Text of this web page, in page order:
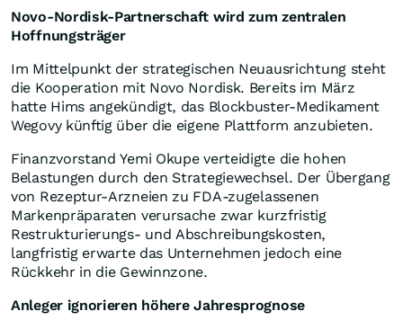
Novo-Nordisk-Partnerschaft wird zum zentralen
Hoffnungsträger
Im Mittelpunkt der strategischen Neuausrichtung steht
die Kooperation mit Novo Nordisk. Bereits im März
hatte Hims angekündigt, das Blockbuster-Medikament
Wegovy künftig über die eigene Plattform anzubieten.
Finanzvorstand Yemi Okupe verteidigte die hohen
Belastungen durch den Strategiewechsel. Der Übergang
von Rezeptur-Arzneien zu FDA-zugelassenen
Markenpräparaten verursache zwar kurzfristig
Restrukturierungs- und Abschreibungskosten,
langfristig erwarte das Unternehmen jedoch eine
Rückkehr in die Gewinnzone.
Anleger ignorieren höhere Jahresprognose